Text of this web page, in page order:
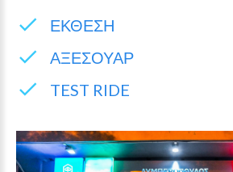
ΕΚΘΕΣΗ
ΑΞΕΣΟΥΑΡ
TEST RIDE